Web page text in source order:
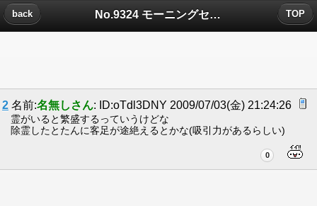
No.9324 モーニングセットについたコメント
back TOP
2 名前:名無しさん: ID:oTdl3DNY 2009/07/03(金) 21:24:26
霊がいると繁盛するっていうけどな
除霊したとたんに客足が途絶えるとかな(吸引力があるらしい)
0